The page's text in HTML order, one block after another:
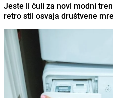
Jeste li čuli za novi modni
retro stil osvaja društvene